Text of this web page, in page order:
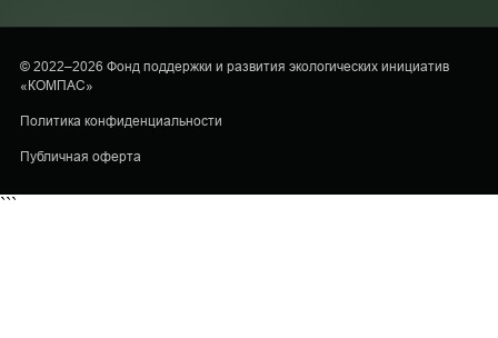
© 2022–2026 Фонд поддержки и развития экологических инициатив
«КОМПАС»
Политика конфиденциальности
Публичная оферта
```